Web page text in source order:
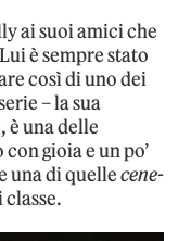
ai suoi amici che
è sempre stato
così di uno dei
– la sua
è una delle
gioia e un po’
una di quellecene-